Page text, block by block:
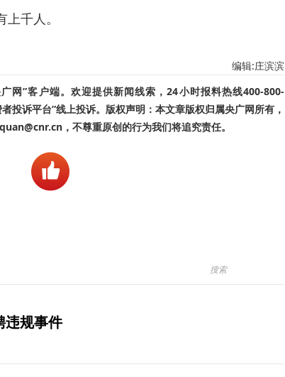
千人。
编辑:庄滨滨
网”客户端。欢迎提供新闻线索，24小时报料热线400-800-
投诉平台”线上投诉。版权声明：本文章版权归属央广网所有，
，不尊重原创的行为我们将追究责任。
违规事件